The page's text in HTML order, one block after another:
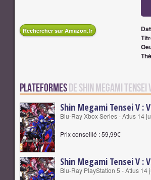
Rechercher sur Amazon.fr
Plateformesde Shin Megami Tensei
Shin Megami Tensei V :
Blu-Ray Xbox Series - Atlus 14
Prix conseillé : 59,99€
Shin Megami Tensei V :
Blu-Ray PlayStation 5 - Atlus 14